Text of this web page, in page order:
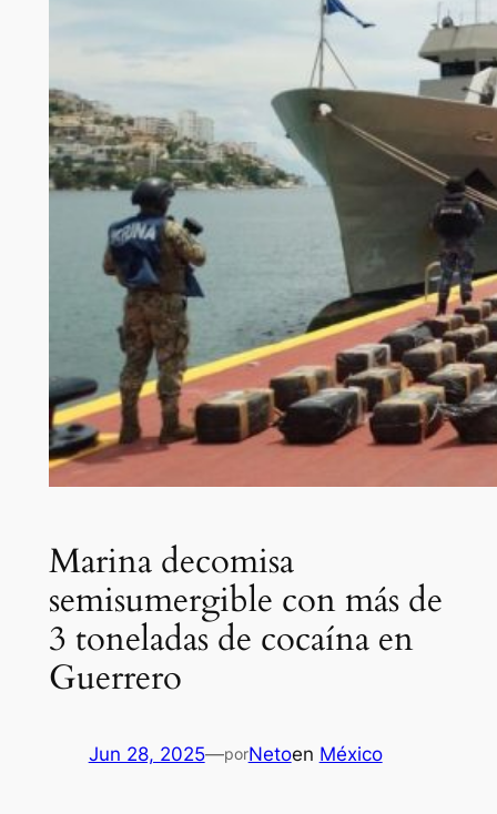
Marina decomisa
semisumergible con más de
3 toneladas de cocaína en
Guerrero
Jun 28, 2025—porNetoen México